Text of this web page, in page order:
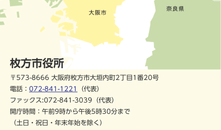
枚方市役所
〒573-8666 大阪府枚方市大垣内町2丁目1番20号
電話： 072-841-1221
（代表）
ファックス:072-841-3039（代表）
開庁時間：午前9時から午後5時30分まで
（土日・祝日・年末年始を除く）